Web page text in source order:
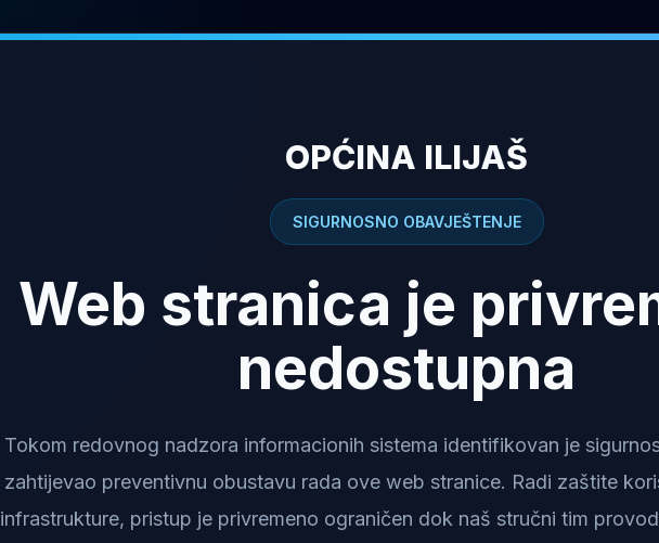
OPĆINA ILIJAŠ
SIGURNOSNO OBAVJEŠTENJE
Web stranica je
nedostupna
Tokom redovnog nadzora informacionih sistema identifikovan je
zahtijevao preventivnu obustavu rada ove web stranice. Radi zaštite
infrastrukture, pristup je privremeno ograničen dok naš stručni tim